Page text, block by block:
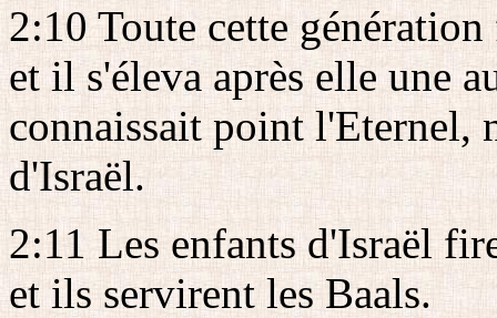
2:10 Toute cette
et il s'éleva après elle une
connaissait point l'Eternel,
d'Israël.
2:11 Les enfants d'Israël
et ils servirent les Baals.